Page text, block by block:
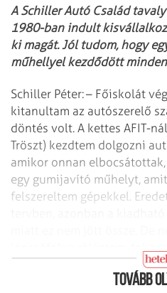
A Schiller Autó Család
1980-ban indult
ki magát. Jól tudom, hogy
műhellyel kezdődött
Schiller Péter: – Főiskolát
kitanultam az autószerelő
döntés volt. A kettes AFIT-
Tröszt) kezdtem dolgozni
amikor onnan
egy gumijavító műhelyt,
felszereltem gépekkel.
Tovább